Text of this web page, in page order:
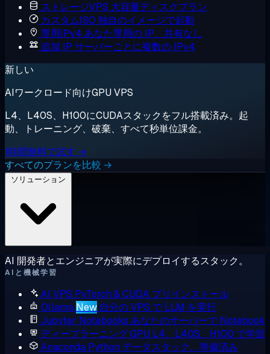
ストレージVPS 大容量ディスクプラン
カスタムISO 独自のイメージで起動
専用IPv4 あなた専用の IP、共有なし
追加 IP サーバーごとに複数の IPv4
新しい
AIワークロード向けGPU VPS
L4、L40S、H100にCUDAスタックをフル搭載済み。起
動、トレーニング、破棄、すべて秒単位課金。
1時間無料で試す →
すべてのプランを比較 →
AI 開発者とエンジニアが実際にデプロイするスタック。
AIと機械学習
AI VPS PyTorch & CUDA プリインストール
Ollama New 自分の VPS で LLM を実行
Jupyter Notebooks あなたのサーバーで Notebook
ディープラーニング GPU L4、L40S、H100 で学習
Anaconda Python データスタック、準備済み